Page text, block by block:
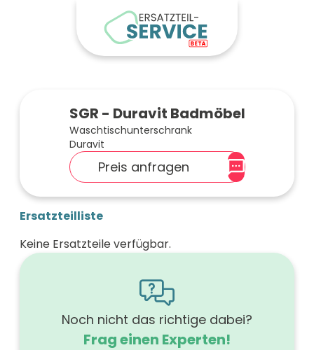
SGR - Duravit Badmöbel
Waschtischunterschrank
Duravit
Preis anfragen
Ersatzteilliste
Keine Ersatzteile verfügbar.
Noch nicht das richtige dabei?
Frag einen Experten!